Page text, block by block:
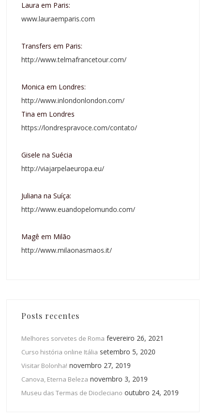
Laura em Paris:
www.lauraemparis.com
Transfers em Paris:
http://www.telmafrancetour.com/
Monica em Londres:
http://www.inlondonlondon.com/
Tina em Londres
https://londrespravoce.com/contato/
Gisele na Suécia
http://viajarpelaeuropa.eu/
Juliana na Suíça:
http://www.euandopelomundo.com/
Magê em Milão
http://www.milaonasmaos.it/
Posts recentes
Melhores sorvetes de Roma fevereiro 26, 2021
Curso história online Itália setembro 5, 2020
Visitar Bolonha! novembro 27, 2019
Canova, Eterna Beleza novembro 3, 2019
Museu das Termas de Diocleciano outubro 24, 2019